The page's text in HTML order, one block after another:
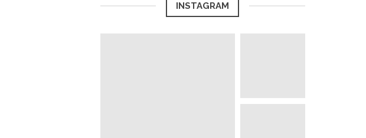
INSTAGRAM